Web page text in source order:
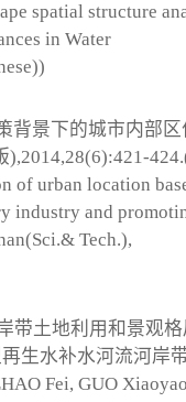
spatial structure
in Water
背景下的城市内部
of urban location
industry and
Tech.),
带土地利用和景观
生水补水河流河岸
Fei, GUO